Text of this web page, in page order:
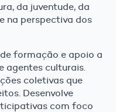
da juventude, da
na perspectiva dos
formação e apoio a
agentes culturais.
coletivas que
Desenvolve
com foco